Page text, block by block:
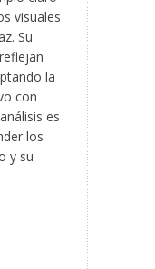
visuales
Su
la
con
es
los
y su